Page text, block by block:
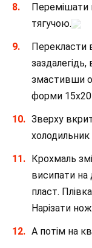
Перемішати
тягучою.
Перекласти
змастивши
форми 15х20
Зверху
холодильник
Крохмаль
висипати на
пласт.
Нарізати
А потім на